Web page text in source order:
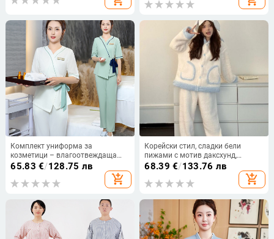
памучна смес, подходящ за
Комплект униформа за
козметици – влагоотвеждаща
полиестер-еластан материя, топ с
V-образно деколте и полуръкав,
панталони
65.83 €/128.75 лв
add_shopping_cart
Корейски стил, сладки бели
пижами с мотив даксхунд,
подплатени с полар и дебел
корално-флийсов материал,
дамски комплект за зимно
68.39 €/133.76 лв
add_shopping_cart